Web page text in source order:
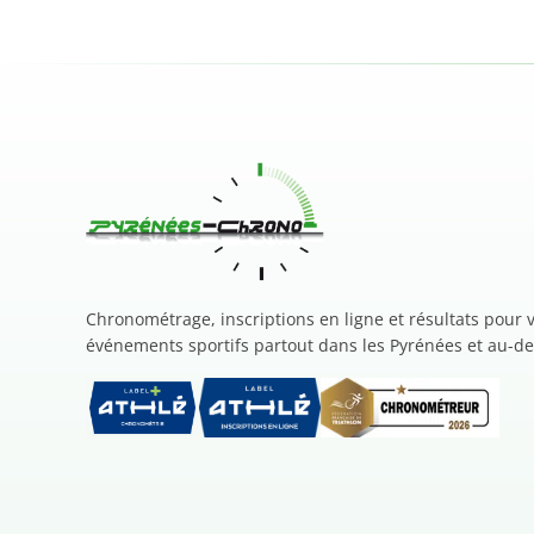
Chronométrage, inscriptions en ligne et résultats pour
événements sportifs partout dans les Pyrénées et au-